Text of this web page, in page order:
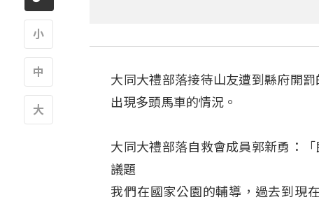
大同大禮部落接待山友遭到縣府開
出現多頭馬車的情況。
大同大禮部落自救會成員郭新勇：
議題
我們在國家公園的輔導，過去到現